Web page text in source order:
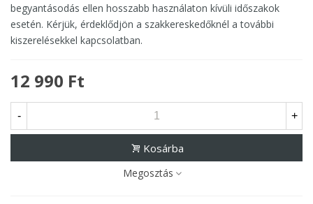
begyantásodás ellen hosszabb használaton kívüli időszakok
esetén. Kérjük, érdeklődjön a szakkereskedőknél a további
kiszerelésekkel kapcsolatban.
12 990 Ft
- +
Kosárba
Megosztás